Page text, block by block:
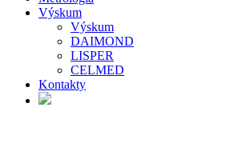
Výskum
Výskum
DAIMOND
LISPER
CELMED
Kontakty